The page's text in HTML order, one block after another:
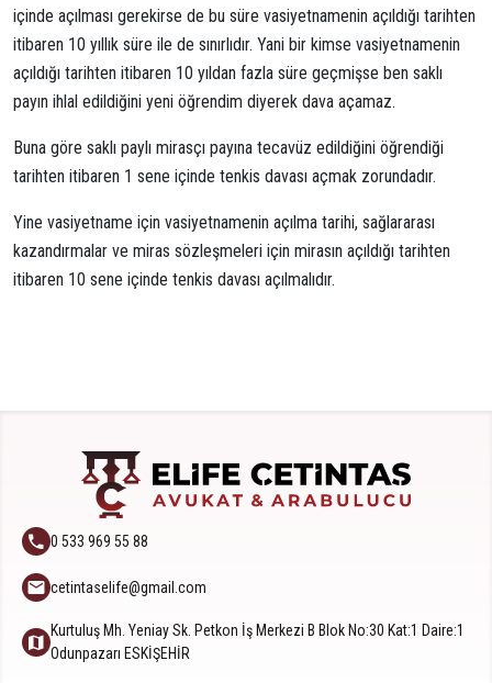
içinde açılması gerekirse de bu süre vasiyetnamenin açıldığı tarihten
itibaren 10 yıllık süre ile de sınırlıdır. Yani bir kimse vasiyetnamenin
açıldığı tarihten itibaren 10 yıldan fazla süre geçmişse ben saklı
payın ihlal edildiğini yeni öğrendim diyerek dava açamaz.
Buna göre saklı paylı mirasçı payına tecavüz edildiğini öğrendiği
tarihten itibaren 1 sene içinde tenkis davası açmak zorundadır.
Yine vasiyetname için vasiyetnamenin açılma tarihi, sağlararası
kazandırmalar ve miras sözleşmeleri için mirasın açıldığı tarihten
itibaren 10 sene içinde tenkis davası açılmalıdır.
0 533 969 55 88
cetintaselife@gmail.com
Kurtuluş Mh. Yeniay Sk. Petkon İş Merkezi B Blok No:30 Kat:1 Daire:1
Odunpazarı ESKİŞEHİR